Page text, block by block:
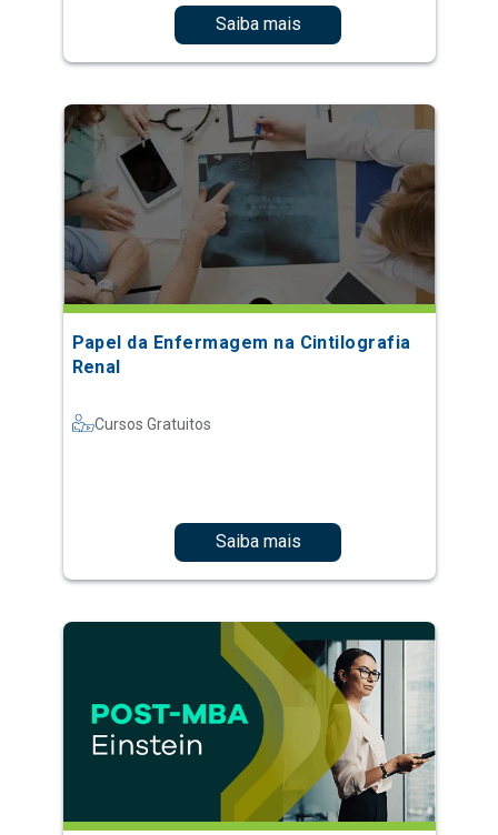
Saiba mais
Papel da Enfermagem na Cintilografia
Renal
Cursos Gratuitos
Saiba mais